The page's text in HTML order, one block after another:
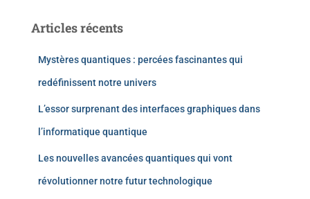
Articles récents
Mystères quantiques : percées fascinantes qui
redéfinissent notre univers
L’essor surprenant des interfaces graphiques dans
l’informatique quantique
Les nouvelles avancées quantiques qui vont
révolutionner notre futur technologique